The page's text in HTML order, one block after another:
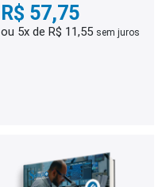
R$ 57,75
ou 5x de R$ 11,55 sem juros